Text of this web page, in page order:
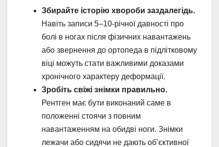
Збирайте історію хвороби заздалегідь.
Навіть записи 5–10-річної давності про
болі в ногах після фізичних навантажень
або звернення до ортопеда в підлітковому
віці можуть стати важливими доказами
хронічного характеру деформації.
Зробіть свіжі знімки правильно.
Рентген має бути виконаний саме в
положенні стоячи з повним
навантаженням на обидві ноги. Знімки
лежачи або сидячи не дають об’єктивної